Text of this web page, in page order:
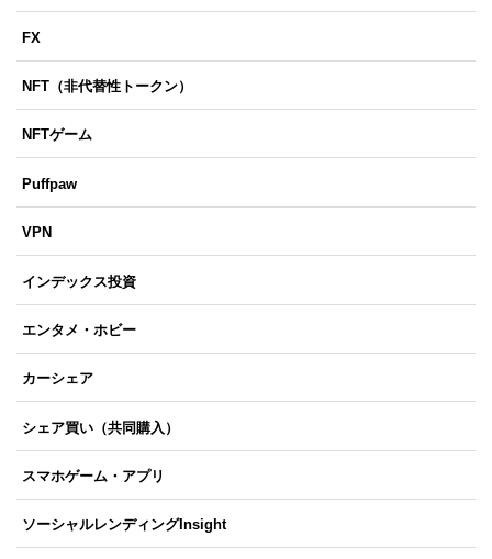
FX
NFT（非代替性トークン）
NFTゲーム
Puffpaw
VPN
インデックス投資
エンタメ・ホビー
カーシェア
シェア買い（共同購入）
スマホゲーム・アプリ
ソーシャルレンディングInsight